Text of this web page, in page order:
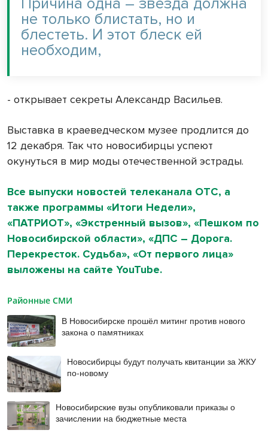
не только блистать, но и
блестеть. И этот блеск ей
необходим,
- открывает секреты Александр Васильев.
Выставка в краеведческом музее продлится до
12 декабря. Так что новосибирцы успеют
окунуться в мир моды отечественной эстрады.
Все выпуски новостей телеканала ОТС, а
также программы «Итоги Недели»,
«ПАТРИОТ», «Экстренный вызов», «Пешком по
Новосибирской области», «ДПС – Дорога.
Перекресток. Судьба», «От первого лица»
выложены на сайте YouTube.
Районные СМИ
В Новосибирске прошёл митинг против нового
закона о памятниках
Новосибирцы будут получать квитанции за ЖКУ
по-новому
Новосибирские вузы опубликовали приказы о
зачислении на бюджетные места